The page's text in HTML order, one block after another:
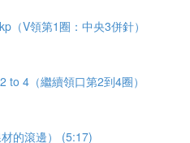
（V領第1圈：中央3併針）
to 4（繼續領口第2到4圈）
的滾邊） (5:17)